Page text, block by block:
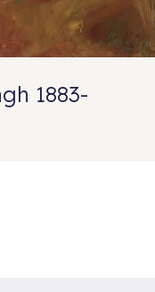
1883-